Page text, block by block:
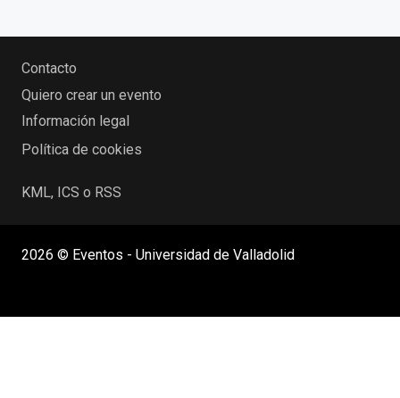
Contacto
Quiero crear un evento
Información legal
Política de cookies
KML, ICS o RSS
2026 © Eventos - Universidad de Valladolid